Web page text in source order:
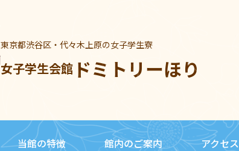
東京都渋谷区・代々木上原の女子学生寮
女子学生会館 ドミトリーほり
当館の特徴 館内のご案内 アクセス